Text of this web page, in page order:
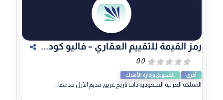
رمز القيمة للتقييم العقاري – فاليو كود...
أخرى التسويق وإدارة الأملاك
المملكة العربية السعودية ذات تاريخ عريق قديم الأزل قدمها...